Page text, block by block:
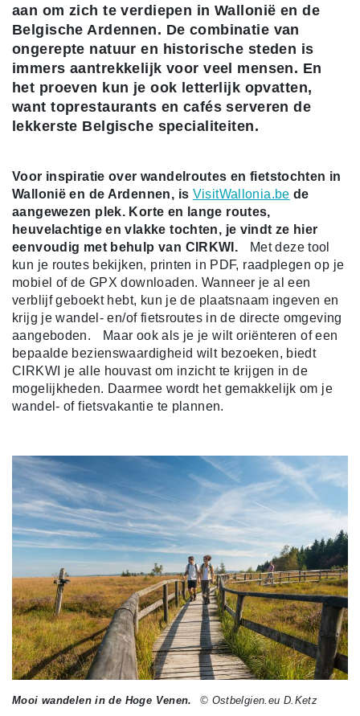
aan om zich te verdiepen in Wallonië en de
Belgische Ardennen. De combinatie van
ongerepte natuur en historische steden is
immers aantrekkelijk voor veel mensen. En
het proeven kun je ook letterlijk opvatten,
want toprestaurants en cafés serveren de
lekkerste Belgische specialiteiten.
Voor inspiratie over wandelroutes en fietstochten in
Wallonië en de Ardennen, is VisitWallonia.be de
aangewezen plek. Korte en lange routes,
heuvelachtige en vlakke tochten, je vindt ze hier
eenvoudig met behulp van CIRKWI. Met deze tool
kun je routes bekijken, printen in PDF, raadplegen op je
mobiel of de GPX downloaden. Wanneer je al een
verblijf geboekt hebt, kun je de plaatsnaam ingeven en
krijg je wandel- en/of fietsroutes in de directe omgeving
aangeboden. Maar ook als je je wilt oriënteren of een
bepaalde bezienswaardigheid wilt bezoeken, biedt
CIRKWI je alle houvast om inzicht te krijgen in de
mogelijkheden. Daarmee wordt het gemakkelijk om je
wandel- of fietsvakantie te plannen.
Mooi wandelen in de Hoge Venen. © Ostbelgien.eu D.Ketz